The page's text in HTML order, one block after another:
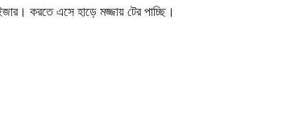
করতে এসে হাড়ে মজ্জায় টের পাচ্ছি।